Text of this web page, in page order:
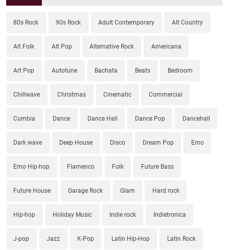
80s Rock 90s Rock Adult Contemporary Alt Country
Alt Folk Alt Pop Alternative Rock Americana
Art Pop Autotune Bachata Beats Bedroom
Chillwave Christmas Cinematic Commercial
Cumbia Dance Dance Hall Dance Pop Dancehall
Dark wave Deep House Disco Dream Pop Emo
Emo Hip-hop Flamenco Folk Future Bass
Future House Garage Rock Glam Hard rock
Hip-hop Holiday Music Indie rock Indietronica
J-pop Jazz K-Pop Latin Hip-Hop Latin Rock